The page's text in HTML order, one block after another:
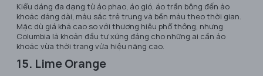
Kiểu dáng đa dạng từ áo phao, áo gió, áo trần bông đến áo
khoác dáng dài, màu sắc trẻ trung và bền màu theo thời gian.
Mặc dù giá khá cao so với thương hiệu phổ thông, nhưng
Columbia là khoản đầu tư xứng đáng cho những ai cần áo
khoác vừa thời trang vừa hiệu năng cao.
15. Lime Orange